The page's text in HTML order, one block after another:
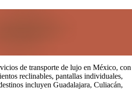
de transporte de lujo en México, con
reclinables, pantallas individuales,
incluyen Guadalajara, Culiacán,